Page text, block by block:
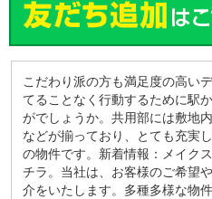
こだわり派の方も満足度の高い
てることなく行動するために駅
がでしょうか。共用部には敷地
などが揃っており、とても充実
の物件です。新着情報：メイク
チラ。当社は、お客様のご希望
介をいたします。多種多様な物